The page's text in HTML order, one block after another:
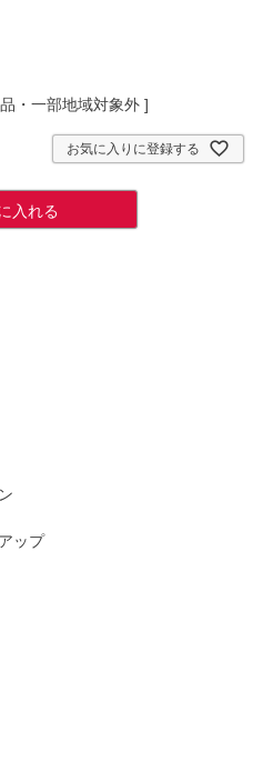
・一部地域対象外
お気に入りに登録する
入れる
ップ